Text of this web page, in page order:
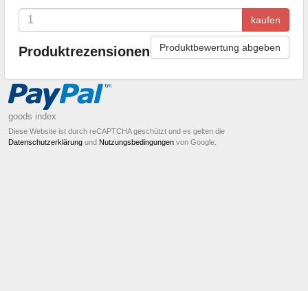
kaufen
Produktrezensionen Produktbewertung abgeben
goods index
Diese Website ist durch reCAPTCHA geschützt und es gelten die
Datenschutzerklärung und Nutzungsbedingungen von Google.